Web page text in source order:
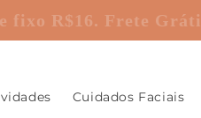
fixo R$16. Frete
Cuidados Faciais